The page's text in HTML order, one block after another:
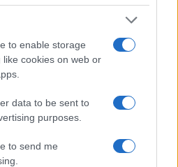
to enable storage
cookies on web or
data to be sent to
purposes.
to send me
een week van dalende